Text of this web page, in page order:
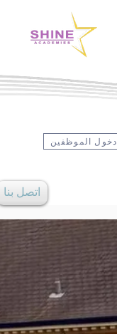
دخول الموظفين
اتصل بنا